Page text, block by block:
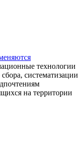
технологии
систематизации
на территории